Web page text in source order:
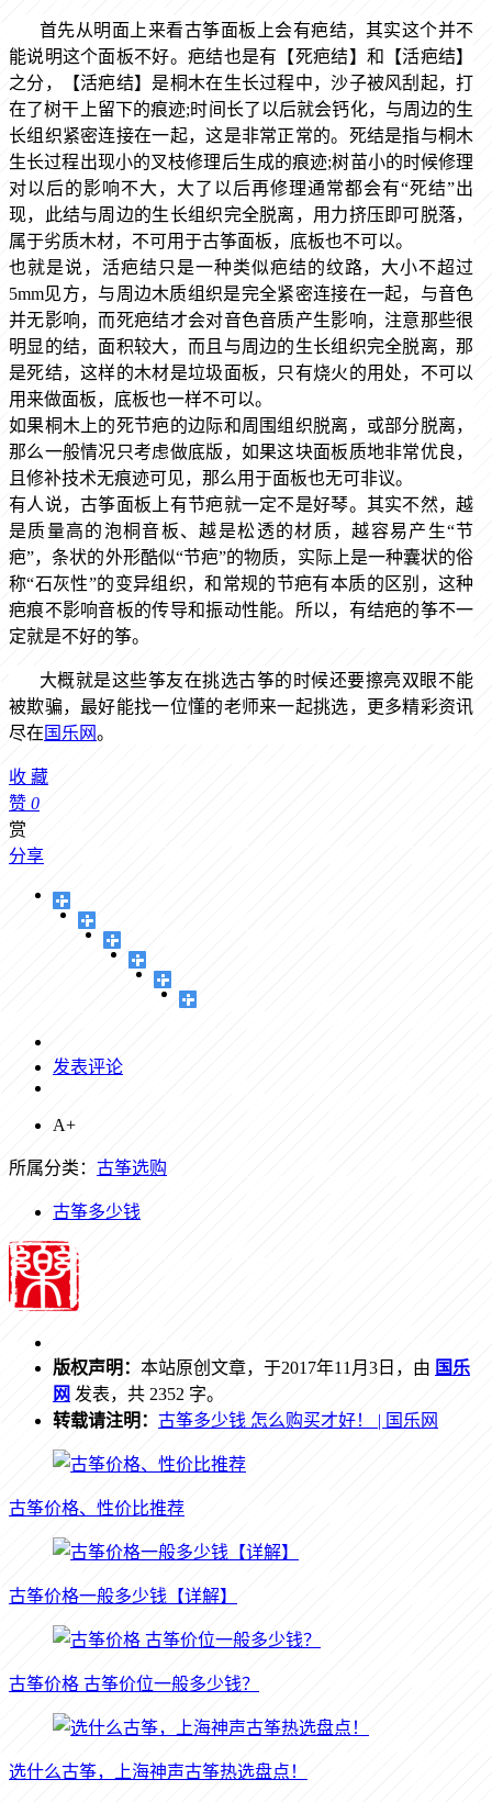
首先从明面上来看古筝面板上会有疤结，其实这个并不
能说明这个面板不好。疤结也是有【死疤结】和【活疤结】
之分，【活疤结】是桐木在生长过程中，沙子被风刮起，打
在了树干上留下的痕迹;时间长了以后就会钙化，与周边的生
长组织紧密连接在一起，这是非常正常的。死结是指与桐木
生长过程出现小的叉枝修理后生成的痕迹;树苗小的时候修理
对以后的影响不大，大了以后再修理通常都会有“死结”出
现，此结与周边的生长组织完全脱离，用力挤压即可脱落，
属于劣质木材，不可用于古筝面板，底板也不可以。
也就是说，活疤结只是一种类似疤结的纹路，大小不超过
5mm见方，与周边木质组织是完全紧密连接在一起，与音色
并无影响，而死疤结才会对音色音质产生影响，注意那些很
明显的结，面积较大，而且与周边的生长组织完全脱离，那
是死结，这样的木材是垃圾面板，只有烧火的用处，不可以
用来做面板，底板也一样不可以。
如果桐木上的死节疤的边际和周围组织脱离，或部分脱离，
那么一般情况只考虑做底版，如果这块面板质地非常优良，
且修补技术无痕迹可见，那么用于面板也无可非议。
有人说，古筝面板上有节疤就一定不是好琴。其实不然，越
是质量高的泡桐音板、越是松透的材质，越容易产生“节
疤”，条状的外形酷似“节疤”的物质，实际上是一种囊状的俗
称“石灰性”的变异组织，和常规的节疤有本质的区别，这种
疤痕不影响音板的传导和振动性能。所以，有结疤的筝不一
定就是不好的筝。
大概就是这些筝友在挑选古筝的时候还要擦亮双眼不能
被欺骗，最好能找一位懂的老师来一起挑选，更多精彩资讯
尽在 国乐网。
收 藏
赞 0
赏
分享
发表评论
A+
所属分类： 古筝选购
古筝多少钱
版权声明： 本站原创文章，于2017年11月3日，由 国乐
网 发表，共 2352 字。
转载请注明： 古筝多少钱 怎么购买才好！ | 国乐网
古筝价格、性价比推荐
古筝价格一般多少钱【详解】
古筝价格 古筝价位一般多少钱？
选什么古筝，上海神声古筝热选盘点！